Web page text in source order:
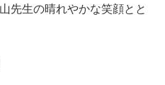
先生の晴れやかな笑顔とと